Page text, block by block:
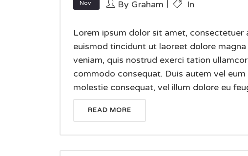
Nov By Graham In
Lorem ipsum dolor sit amet,
euismod tincidunt ut laoreet dolore
veniam, quis nostrud exerci tation
commodo consequat. Duis autem vel
molestie consequat, vel illum dolore eu
READ MORE